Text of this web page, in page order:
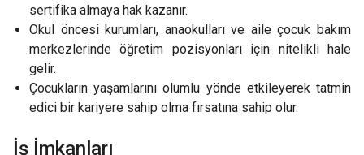
sertifika almaya hak kazanır.
Okul öncesi kurumları, anaokulları ve aile çocuk bakım
merkezlerinde öğretim pozisyonları için nitelikli hale
gelir.
Çocukların yaşamlarını olumlu yönde etkileyerek tatmin
edici bir kariyere sahip olma fırsatına sahip olur.
İş İmkanları